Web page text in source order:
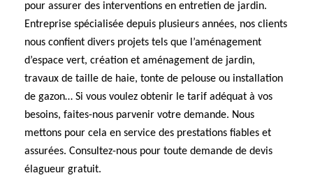
pour assurer des interventions en entretien de jardin.
Entreprise spécialisée depuis plusieurs années, nos clients
nous confient divers projets tels que l’aménagement
d’espace vert, création et aménagement de jardin,
travaux de taille de haie, tonte de pelouse ou installation
de gazon… Si vous voulez obtenir le tarif adéquat à vos
besoins, faites-nous parvenir votre demande. Nous
mettons pour cela en service des prestations fiables et
assurées. Consultez-nous pour toute demande de devis
élagueur gratuit.